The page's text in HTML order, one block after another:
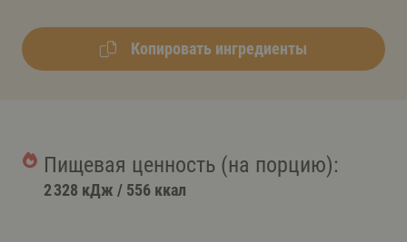
Копировать ингредиенты
Пищевая ценность (на порцию):
2 328 кДж / 556 ккал